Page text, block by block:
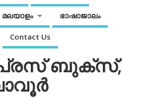
മലയാളം ഭാഷാജാലം
Contact Us
ബുക്‌സ്,